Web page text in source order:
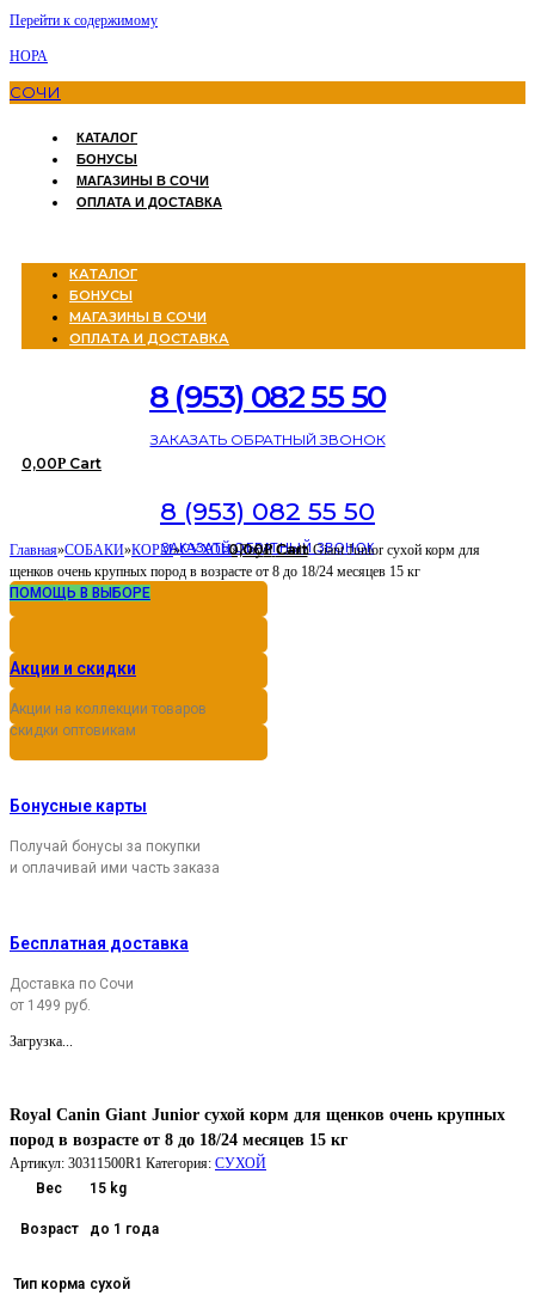
Перейти к содержимому
НОРА
СОЧИ
КАТАЛОГ
БОНУСЫ
МАГАЗИНЫ В СОЧИ
ОПЛАТА И ДОСТАВКА
КАТАЛОГ
БОНУСЫ
МАГАЗИНЫ В СОЧИ
ОПЛАТА И ДОСТАВКА
8 (953) 082 55 50
ЗАКАЗАТЬ ОБРАТНЫЙ ЗВОНОК
0,00Р Cart
8 (953) 082 55 50
ЗАКАЗАТЬ ОБРАТНЫЙ ЗВОНОК
0,00Р Cart
Главная»СОБАКИ»КОРМ»СУХОЙ»Royal Canin Giant Junior сухой корм для
щенков очень крупных пород в возрасте от 8 до 18/24 месяцев 15 кг
ПОМОЩЬ В ВЫБОРЕ
Акции и скидки
Акции на коллекции товаров
скидки оптовикам
Бонусные карты
Получай бонусы за покупки
и оплачивай ими часть заказа
Бесплатная доставка
Доставка по Сочи
от 1499 руб.
Загрузка...
Royal Canin Giant Junior сухой корм для щенков очень крупных
пород в возрасте от 8 до 18/24 месяцев 15 кг
Артикул: 30311500R1 Категория: СУХОЙ
Вес
15 kg
Возраст до 1 года
Тип корма сухой